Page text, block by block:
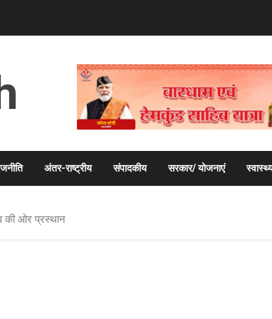
अंतर-राष्ट्रीय संपादकीय सरकार/ योजनाएं
की ओर प्रस्थान